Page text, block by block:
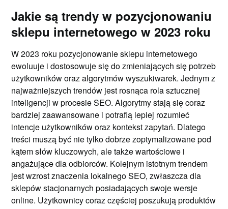
Jakie są trendy w pozycjonowaniu
sklepu internetowego w 2023 roku
W 2023 roku pozycjonowanie sklepu internetowego
ewoluuje i dostosowuje się do zmieniających się potrzeb
użytkowników oraz algorytmów wyszukiwarek. Jednym z
najważniejszych trendów jest rosnąca rola sztucznej
inteligencji w procesie SEO. Algorytmy stają się coraz
bardziej zaawansowane i potrafią lepiej rozumieć
intencje użytkowników oraz kontekst zapytań. Dlatego
treści muszą być nie tylko dobrze zoptymalizowane pod
kątem słów kluczowych, ale także wartościowe i
angażujące dla odbiorców. Kolejnym istotnym trendem
jest wzrost znaczenia lokalnego SEO, zwłaszcza dla
sklepów stacjonarnych posiadających swoje wersje
online. Użytkownicy coraz częściej poszukują produktów